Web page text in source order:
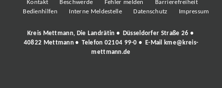
Kontakt Beschwerde Fehler melden
Barrierefreiheit
Bedienhilfen
Interne Meldestelle Datenschutz Impressum
Kreis Mettmann, Die Landrätin • Düsseldorfer Straße 26 •
40822 Mettmann • Telefon 02104 99-0 • E-Mail
kme@kreis-
mettmann.de